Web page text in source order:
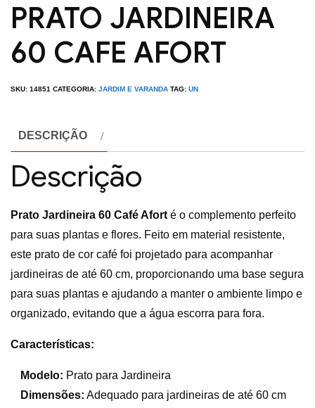
PRATO JARDINEIRA
60 CAFE AFORT
SKU: 14851 CATEGORIA: JARDIM E VARANDA TAG: UN
DESCRIÇÃO
Descrição
Prato Jardineira 60 Café Aforté o complemento perfeito
para suas plantas e flores. Feito em material resistente,
este prato de cor café foi projetado para acompanhar
jardineiras de até 60 cm, proporcionando uma base segura
para suas plantas e ajudando a manter o ambiente limpo e
organizado, evitando que a água escorra para fora.
Características:
Modelo: Prato para Jardineira
Dimensões: Adequado para jardineiras de até 60 cm